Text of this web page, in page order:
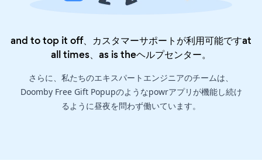
and to top it off、カスタマーサポートが利用可能ですat
all times、as is theヘルプセンター。
さらに、私たちのエキスパートエンジニアのチームは、
Doomby Free Gift Popupのようなpowrアプリが機能し続け
るように昼夜を問わず働いています。